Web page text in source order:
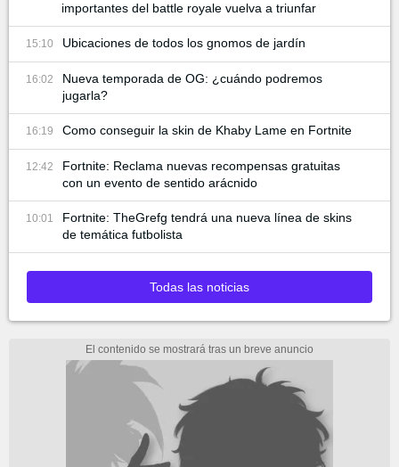
importantes del battle royale vuelva a triunfar
15:10 Ubicaciones de todos los gnomos de jardín
16:02
Nueva temporada de OG: ¿cuándo podremos
jugarla?
16:19 Como conseguir la skin de Khaby Lame en Fortnite
12:42
Fortnite: Reclama nuevas recompensas gratuitas
con un evento de sentido arácnido
10:01
Fortnite: TheGrefg tendrá una nueva línea de skins
de temática futbolista
Todas las noticias